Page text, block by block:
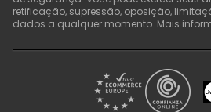
retificação, supressão, oposição,
dados a qualquer momento. Mais